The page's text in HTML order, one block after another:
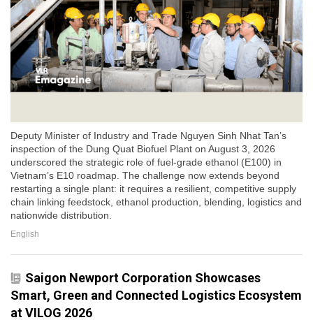
Deputy Minister of Industry and Trade Nguyen Sinh Nhat Tan’s
inspection of the Dung Quat Biofuel Plant on August 3, 2026
underscored the strategic role of fuel-grade ethanol (E100) in
Vietnam’s E10 roadmap. The challenge now extends beyond
restarting a single plant: it requires a resilient, competitive supply
chain linking feedstock, ethanol production, blending, logistics and
nationwide distribution.
English
Saigon Newport Corporation Showcases
Smart, Green and Connected Logistics Ecosystem
at VILOG 2026